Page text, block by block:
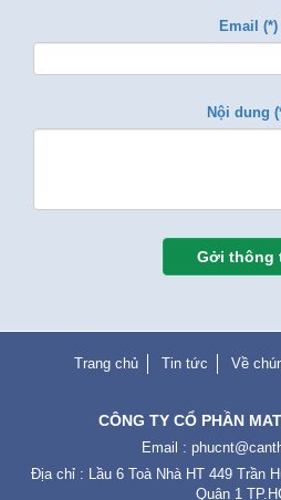
DT: 5.2m x 25.0m, diện
NHẬN THÔNG
Bạn vui lòng điền đẩy đủ thông tin
Họ & Tên
Điện thoại